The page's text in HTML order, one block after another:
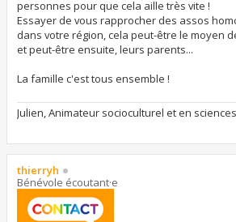
e
personnes pour que cela aille très vite !
Essayer de vous rapprocher des assos
dans votre région, cela peut-être le moyen
et peut-être ensuite, leurs parents...
La famille c'est tous ensemble !
Julien, Animateur socioculturel et en
thierryh
Bénévole écoutant·e